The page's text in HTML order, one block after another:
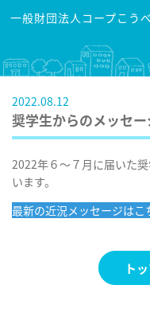
一般財団法人コープこう
2022.08.12
奨学生からのメッセ
2022年６～７月に届いた
います。
最新の近況メッセージはこ
ト